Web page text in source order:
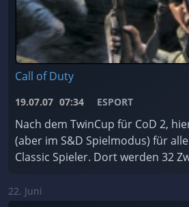
Call of Duty
19.07.07 07:34 ESPORT
Nach dem TwinCup für CoD 2,
(aber im S&D Spielmodus) für
Classic Spieler. Dort werden 32
Kontr ...
22. Juni